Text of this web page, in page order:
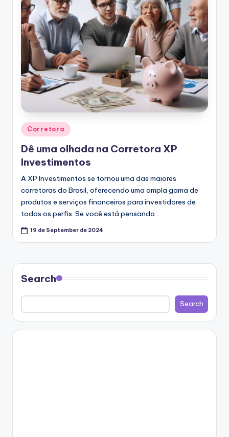
Posted
in
Corretora
Dê uma olhada na Corretora XP
Investimentos
A XP Investimentos se tornou uma das maiores
corretoras do Brasil, oferecendo uma ampla gama de
produtos e serviços financeiros para investidores de
todos os perfis. Se você está pensando…
19 de September de 2024
Search
Search